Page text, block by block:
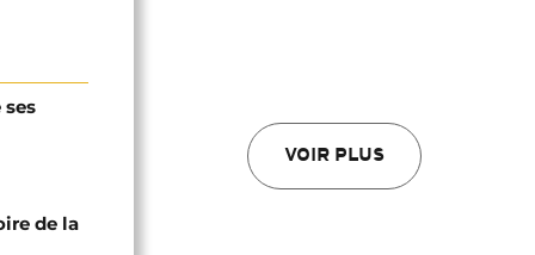
VOIR PLUS
de la